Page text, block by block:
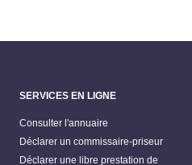
SERVICES EN LIGNE
Consulter l'annuaire
Déclarer un commissaire-priseur
Déclarer une libre prestation de